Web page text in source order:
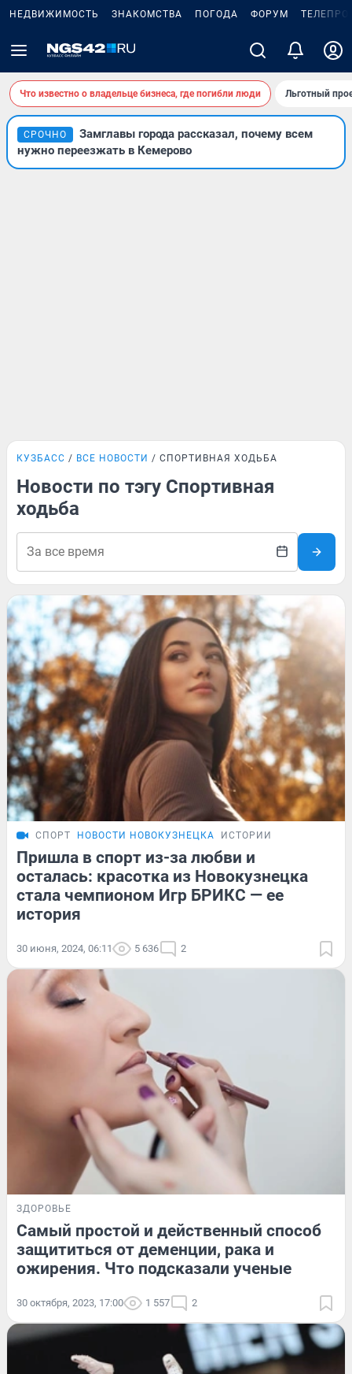
НЕДВИЖИМОСТЬ ЗНАКОМСТВА ПОГОДА ФОРУМ
Что известно о владельце бизнеса, где погибли люди Льготный
СРОЧНО
Замглавы города рассказал, почему всем
нужно переезжать в Кемерово
КУЗБАСС ВСЕ НОВОСТИ СПОРТИВНАЯ ХОДЬБА
Новости по тэгу Спортивная
ходьба
СПОРТ НОВОСТИ НОВОКУЗНЕЦКА ИСТОРИИ
Пришла в спорт из-за любви и
осталась: красотка из Новокузнецка
стала чемпионом Игр БРИКС — ее
история
30 июня, 2024, 06:11 5 636 2
ЗДОРОВЬЕ
Самый простой и действенный способ
защититься от деменции, рака и
ожирения. Что подсказали ученые
30 октября, 2023, 17:00 1 557 2